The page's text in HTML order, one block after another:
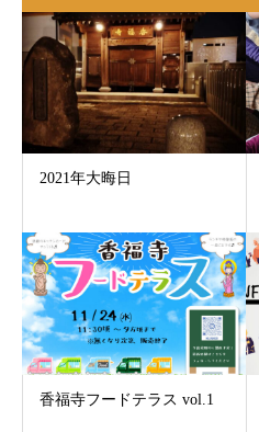
2021年大晦日
香福寺フードテラス vol.1